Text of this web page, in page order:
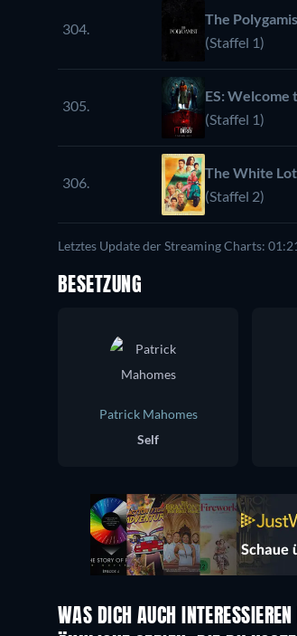
304.
The
(Staffel 1)
305.
ES:
(Staffel 1)
306.
The White
(Staffel 2)
Letztes Update der Streaming Charts:
BESETZUNG
Patrick Mahomes
Self
WAS DICH AUCH INTERESSIEREN
Serie